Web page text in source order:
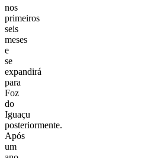
nos
primeiros
seis
meses
e
se
expandirá
para
Foz
do
Iguaçu
posteriormente.
Após
um